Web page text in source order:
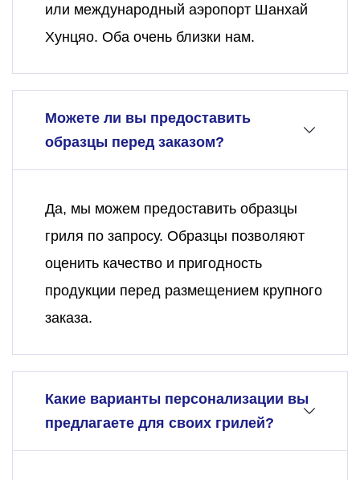
или международный аэропорт Шанхай
Хунцяо. Оба очень близки нам.
Можете ли вы предоставить
образцы перед заказом?
Да, мы можем предоставить образцы
гриля по запросу. Образцы позволяют
оценить качество и пригодность
продукции перед размещением крупного
заказа.
Какие варианты персонализации вы
предлагаете для своих грилей?